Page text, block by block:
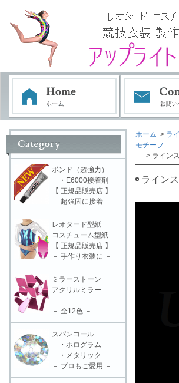
ホーム > ラ
モチーフ
> ライン
ライン
ボンド（超強力）
・E6000接着剤
【 正規品販売店 】
－ 超強固に接着 －
レオタード型紙
コスチューム型紙
【 正規品販売店 】
－ 手作り衣装に －
ミラーストーン
アクリルミラー
－ 全12色 －
スパンコール
・ホログラム
・メタリック
－ プロもご愛用 －